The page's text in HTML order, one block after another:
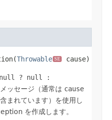
Throwable SE cause)
? null :
ッセージ（通常は cause
まれています）を使用し
を作成します。